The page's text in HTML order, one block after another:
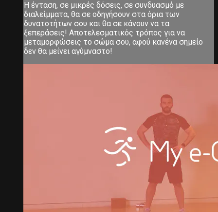
Η ένταση, σε μικρές δόσεις, σε συνδυασμό με
διαλείμματα, θα σε οδηγήσουν στα όρια των
δυνατοτήτων σου και θα σε κάνουν να τα
ξεπεράσεις! Αποτελεσματικός τρόπος για να
μεταμορφώσεις το σώμα σου, αφού κανένα σημείο
δεν θα μείνει αγύμναστο!